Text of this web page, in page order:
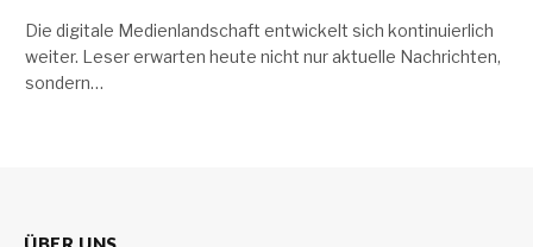
Die digitale Medienlandschaft entwickelt sich kontinuierlich
weiter. Leser erwarten heute nicht nur aktuelle Nachrichten,
sondern…